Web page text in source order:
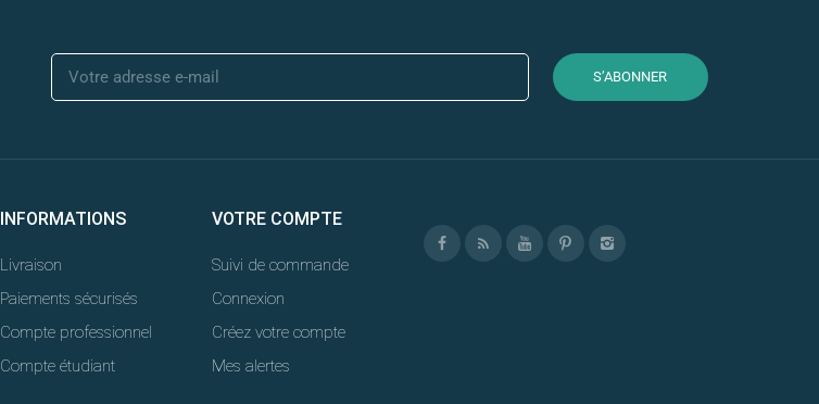
S’ABONNER
INFORMATIONS
Livraison
Paiements sécurisés
Compte professionnel
Compte étudiant
VOTRE COMPTE
Suivi de commande
Connexion
Créez votre compte
Mes alertes